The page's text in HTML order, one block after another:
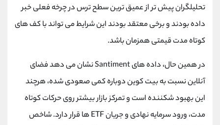
تحلیلگران پیش تر از عمیق ترین سطح ترس در چرخه فعلی خبر
داده بودند و برخی معتقد بودند این شرایط می تواند با کف های
کوتاه مدت قیمتی همزمان باشد.
در همین حال، داده های Santiment نشان می دهد فضای
آنلاین نسبت به بیت کوین دوباره کمی صعودی شده، هرچند
این بهبود شکننده است و تمرکز بازار بیشتر روی حرکات کوتاه
مدت، ورود سرمایه نهادی و جریان ETF ها قرار دارد. شاخص